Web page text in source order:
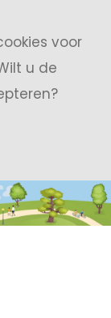
voor
u de